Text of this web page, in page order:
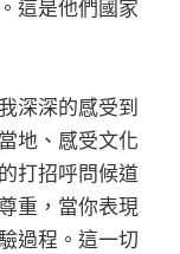
這是他們國家
深深的感受到
地、感受文化
打招呼問候道
重，當你表現
過程。這一切